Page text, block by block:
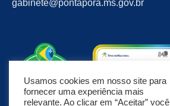
gabinete@pontapora.ms.gov.br
Usamos cookies em nosso site para
fornecer uma experiência mais
relevante. Ao clicar em “Aceitar” você